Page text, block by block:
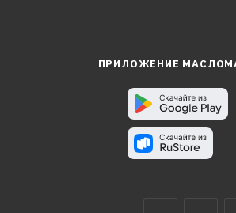
ПРИЛОЖЕНИЕ